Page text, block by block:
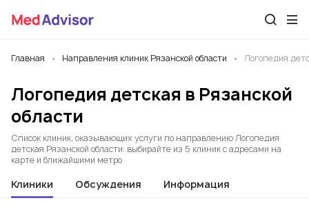
Главная Направления клиник Рязанской области Логопедия
Логопедия детская в Рязанской
области
Список клиник, оказывающих услуги по направлению Логопедия
детская Рязанской области: выбирайте из 5 клиник с адресами на
карте и ближайшими метро
Клиники Обсуждения Информация